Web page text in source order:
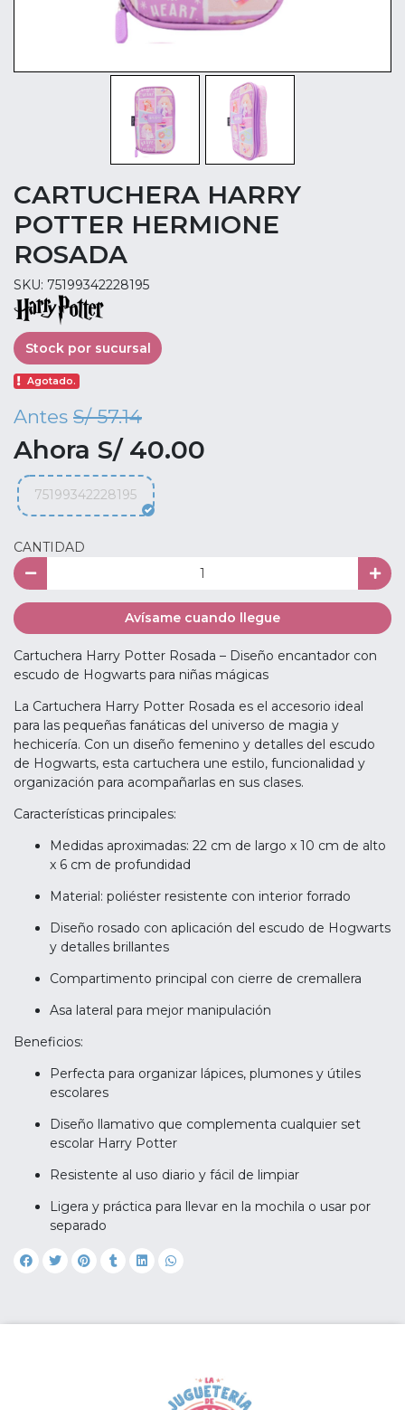
CARTUCHERA HARRY
POTTER HERMIONE
ROSADA
SKU: 75199342228195
Stock por sucursal
Agotado.
Antes S/ 57.14
Ahora S/ 40.00
75199342228195
CANTIDAD
Avísame cuando llegue
Cartuchera Harry Potter Rosada – Diseño encantador con
escudo de Hogwarts para niñas mágicas
La Cartuchera Harry Potter Rosada es el accesorio ideal
para las pequeñas fanáticas del universo de magia y
hechicería. Con un diseño femenino y detalles del escudo
de Hogwarts, esta cartuchera une estilo, funcionalidad y
organización para acompañarlas en sus clases.
Características principales:
Medidas aproximadas: 22 cm de largo x 10 cm de alto
x 6 cm de profundidad
Material: poliéster resistente con interior forrado
Diseño rosado con aplicación del escudo de Hogwarts
y detalles brillantes
Compartimento principal con cierre de cremallera
Asa lateral para mejor manipulación
Beneficios:
Perfecta para organizar lápices, plumones y útiles
escolares
Diseño llamativo que complementa cualquier set
escolar Harry Potter
Resistente al uso diario y fácil de limpiar
Ligera y práctica para llevar en la mochila o usar por
separado